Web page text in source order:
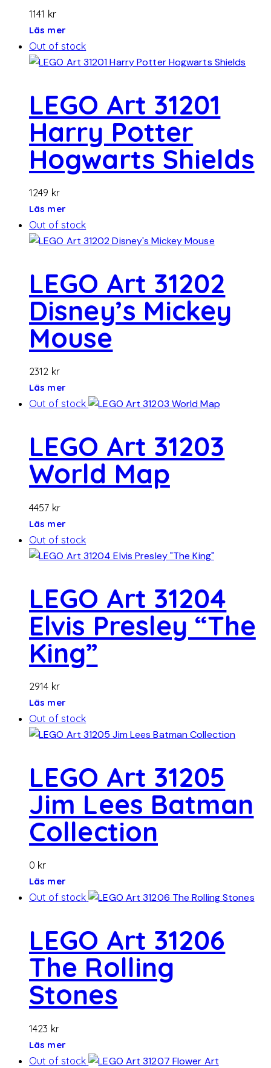
1141 kr
Läs mer
Out of stock
LEGO Art 31201
Harry Potter
Hogwarts Shields
1249 kr
Läs mer
Out of stock
LEGO Art 31202
Disney’s Mickey
Mouse
2312 kr
Läs mer
Out of stock
LEGO Art 31203
World Map
4457 kr
Läs mer
Out of stock
LEGO Art 31204
Elvis Presley “The
King”
2914 kr
Läs mer
Out of stock
LEGO Art 31205
Jim Lees Batman
Collection
0 kr
Läs mer
Out of stock
LEGO Art 31206
The Rolling
Stones
1423 kr
Läs mer
Out of stock